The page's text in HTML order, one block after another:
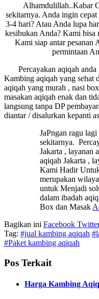
0823
1246
6713
Alhamdulillah..Kabar
sekitarnya. Anda ingin
3-4 hari? Atau Anda lupa
kesibukan Anda? Kami bisa
Kami siap antar pesanan
permintaan
Percayakan aqiqah anda
Kambing aqiqah yang sehat
aqiqah yang murah , nasi
masakan aqiqah enak dan
langsung tanpa DP
diantar / disalurkan kepanti
JaPngan ragu
sekitarnya.
Jakarta , layanan
aqiqah Jakarta ,
Kami Hadir
merupakan
untuk Menjadi
dalam ibadah
Box dan Masak
Bagikan ini Facebook
Tag: #jual kambing aqiqah
#Paket kambing aqiqah
Pos Terkait
Harga Kambing